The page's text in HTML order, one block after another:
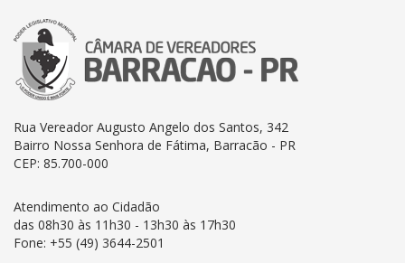
Rua Vereador Augusto Angelo dos Santos, 342
Bairro Nossa Senhora de Fátima, Barracão - PR
CEP: 85.700-000
Atendimento ao Cidadão
das 08h30 às 11h30 - 13h30 às 17h30
Fone: +55 (49) 3644-2501